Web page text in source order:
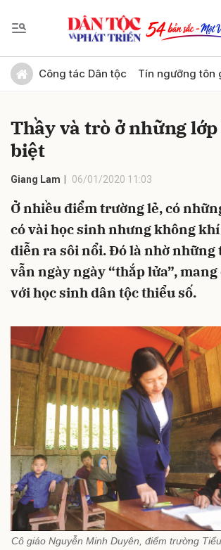
Công tác Dân tộc Tín ngưỡng tôn
Thầy và trò ở những lớp
biệt
Giang Lam 06/01/2020 11:03
Ở nhiều điểm trường lẻ, có
có vài học sinh nhưng không
diễn ra sôi nổi. Đó là nhờ những
vẫn ngày ngày “thắp lửa”,
với học sinh dân tộc thiểu số.
Cô giáo Nguyễn Minh Duyên, điểm trường
Gửi bình luận